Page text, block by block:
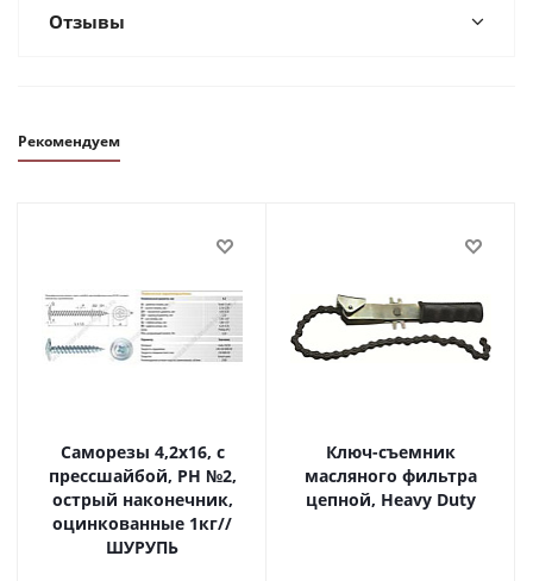
Отзывы
Рекомендуем
Саморезы 4,2х16, с
прессшайбой, PH №2,
острый наконечник,
оцинкованные 1кг//
ШУРУПЬ
Ключ-съемник
масляного фильтра
цепной, Heavy Duty